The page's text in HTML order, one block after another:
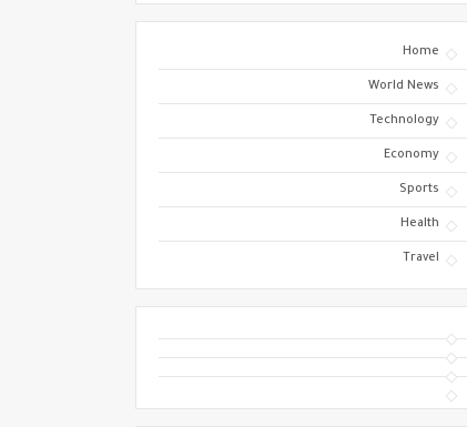
Home
World News
Technology
Economy
Sports
Health
Travel